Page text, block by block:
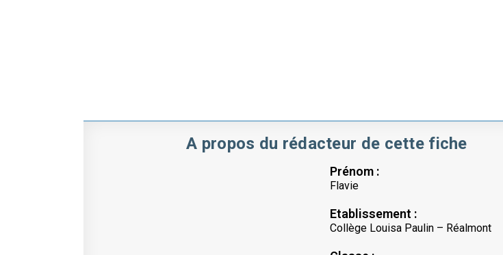
A propos du rédacteur de cette fiche
Prénom :
Flavie
Etablissement :
Collège Louisa Paulin – Réalmont